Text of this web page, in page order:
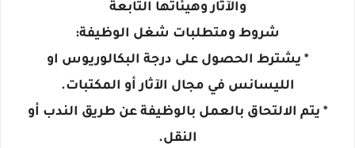
والآثار وهيئاتها التابعة
شروط ومتطلبات شغل الوظيفة:
* يشترط الحصول على درجة البكالوريوس او
الليسانس في مجال الآثار أو المكتبات.
* يتم الالتحاق بالعمل بالوظيفة عن طريق الندب أو
النقل.